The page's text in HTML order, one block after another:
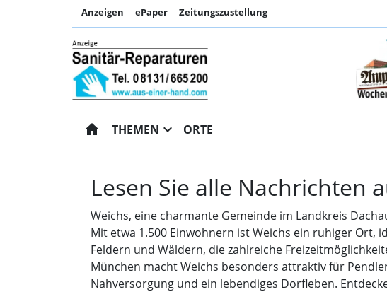
Anzeigen ePaper Zeitungszustellung
home THEMEN expand_more ORTE
Lesen Sie alle Nachrichten
Weichs, eine charmante Gemeinde im Landkreis
Mit etwa 1.500 Einwohnern ist Weichs ein ruhiger Ort,
Feldern und Wäldern, die zahlreiche
München macht Weichs besonders attraktiv für
Nahversorgung und ein lebendiges Dorfleben.